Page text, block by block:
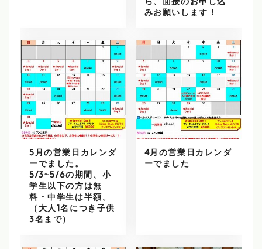
ら、面接のお申し込
みお願いします！
5月の営業日カレンダ
ーでました。
5/3~5/6の期間、小
学生以下の方は無
料・中学生は半額。
（大人1名につき子供
3名まで）
4月の営業日カレンダ
ーでました